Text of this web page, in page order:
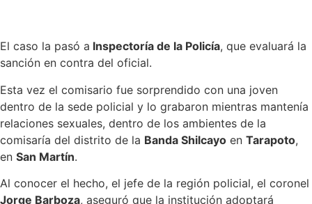
El caso la pasó a Inspectoría de la Policía, que evaluará la
sanción en contra del oficial.
Esta vez el comisario fue sorprendido con una joven
dentro de la sede policial y lo grabaron mientras mantenía
relaciones sexuales, dentro de los ambientes de la
comisaría del distrito de la Banda Shilcayo en Tarapoto,
en San Martín.
Al conocer el hecho, el jefe de la región policial, el coronel
Jorge Barboza, aseguró que la institución adoptará